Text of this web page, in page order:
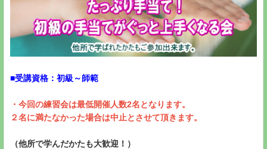
■受講資格：初級～師範
・今回の練習会は最低開催人数2名となります。
２名に満たなかった場合は中止とさせて頂きます​​​​​。
（他所で学んだかたも大歓迎！）